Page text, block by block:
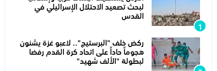
لبحث تصعيد الاحتلال الإسرائيلي في
القدس
ركض خلف "البرستيج".. لاعبو غزة يشنون
هجوماً حاداً على اتحاد كرة القدم رفضا
لبطولة "الألف شهيد"